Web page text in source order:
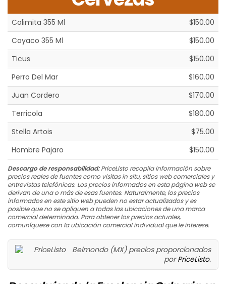
Colimita 355 Ml
$150.00
Cayaco 355 Ml
$150.00
Ticus
$150.00
Perro Del Mar
$160.00
Juan Cordero
$170.00
Terricola
$180.00
Stella Artois
$75.00
Hombre Pajaro
$150.00
Descargo de responsabilidad:PriceListo recopila información sobre
precios reales de fuentes como visitas in situ, sitios web comerciales y
entrevistas telefónicas. Los precios informados en esta página web se
derivan de una o más de esas fuentes. Naturalmente, los precios
informados en este sitio web pueden no estar actualizados y es
posible que no se apliquen a todas las ubicaciones de una marca
comercial determinada. Para obtener los precios actuales,
comuníquese con la ubicación comercial individual que le interese.
Belmondo (MX) precios proporcionados
porPriceListo.